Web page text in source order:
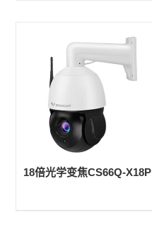
18倍光学变焦CS66Q-X18P